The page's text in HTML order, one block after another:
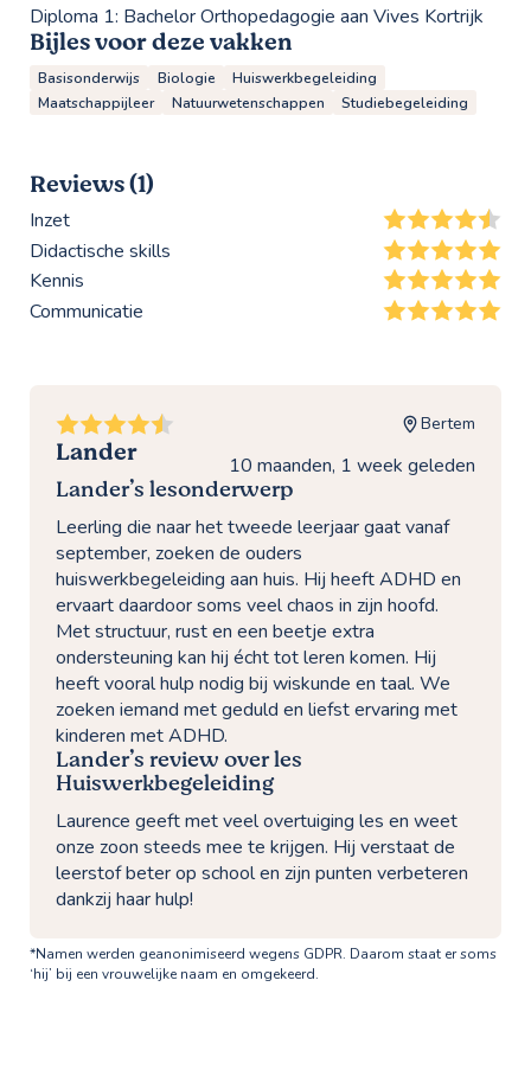
Diploma 1: Bachelor Orthopedagogie aan Vives Kortrijk
Bijles voor deze vakken
Basisonderwijs Biologie
Huiswerkbegeleiding
Maatschappijleer
Natuurwetenschappen Studiebegeleiding
Reviews (1)
Inzet
Didactische skills
Kennis
Communicatie
Lander
Bertem
10 maanden, 1 week geleden
Lander’s lesonderwerp
Leerling die naar het tweede leerjaar gaat vanaf
september, zoeken de ouders
huiswerkbegeleiding aan huis. Hij heeft ADHD en
ervaart daardoor soms veel chaos in zijn hoofd.
Met structuur, rust en een beetje extra
ondersteuning kan hij écht tot leren komen. Hij
heeft vooral hulp nodig bij wiskunde en taal. We
zoeken iemand met geduld en liefst ervaring met
kinderen met ADHD.
Lander’s review over les
Huiswerkbegeleiding
Laurence geeft met veel overtuiging les en weet
onze zoon steeds mee te krijgen. Hij verstaat de
leerstof beter op school en zijn punten verbeteren
dankzij haar hulp!
*Namen werden geanonimiseerd wegens GDPR. Daarom staat er soms
‘hij’ bij een vrouwelijke naam en omgekeerd.